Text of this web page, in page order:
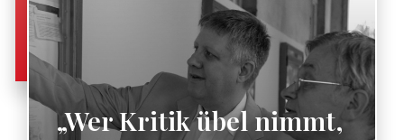
„Wer Kritik übel nimmt,